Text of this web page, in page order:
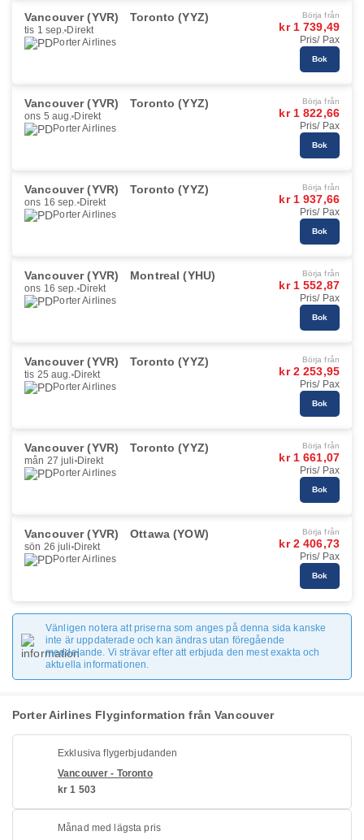
Vancouver (YVR) Toronto (YYZ)
tis 1 sep. Direkt
Porter Airlines
Börja från
kr 1 739,49
Pris/ Pax
Bok
Vancouver (YVR) Toronto (YYZ)
ons 5 aug. Direkt
Porter Airlines
Börja från
kr 1 822,66
Pris/ Pax
Bok
Vancouver (YVR) Toronto (YYZ)
ons 16 sep. Direkt
Porter Airlines
Börja från
kr 1 937,66
Pris/ Pax
Bok
Vancouver (YVR) Montreal (YHU)
ons 16 sep. Direkt
Porter Airlines
Börja från
kr 1 552,87
Pris/ Pax
Bok
Vancouver (YVR) Toronto (YYZ)
tis 25 aug. Direkt
Porter Airlines
Börja från
kr 2 253,95
Pris/ Pax
Bok
Vancouver (YVR) Toronto (YYZ)
mån 27 juli Direkt
Porter Airlines
Börja från
kr 1 661,07
Pris/ Pax
Bok
Vancouver (YVR) Ottawa (YOW)
sön 26 juli Direkt
Porter Airlines
Börja från
kr 2 406,73
Pris/ Pax
Bok
Vänligen notera att priserna som anges på denna sida kanske
inte är uppdaterade och kan ändras utan föregående
meddelande. Vi strävar efter att erbjuda den mest exakta och
aktuella informationen.
Porter Airlines Flyginformation från Vancouver
Exklusiva flygerbjudanden
Vancouver - Toronto
kr 1 503
Månad med lägsta pris